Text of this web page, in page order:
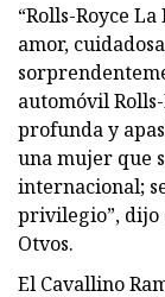
“Rolls-Royce
amor,
automóvil
profunda y
una mujer que
internacional;
privilegio”, dijo
Otvos.
El Cavallino